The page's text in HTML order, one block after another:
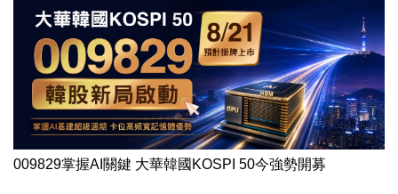
009829掌握AI關鍵 大華韓國KOSPI 50今強勢開募